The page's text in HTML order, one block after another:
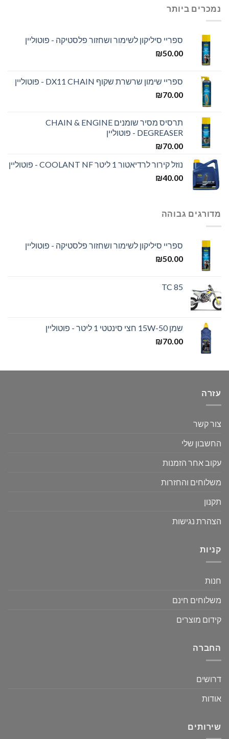
נמכרים ביותר
ספריי סיליקון לשימור ושחזור פלסטיקה - פוטוליין
₪50.00
ספריי שימון שרשרת שקוף DX11 CHAIN - פוטוליין
₪70.00
תרסיס מסיר שומנים CHAIN & ENGINE
DEGREASER - פוטוליין
₪70.00
נוזל קירור לרדיאטור 1 ליטר COOLANT NF - פוטוליין
₪40.00
מדורגים גבוהה
ספריי סיליקון לשימור ושחזור פלסטיקה - פוטוליין
₪50.00
TC 85
שמן 15W-50 חצי סינטטי 1 ליטר - פוטוליין
₪70.00
עזרה
צור קשר
החשבון שלי
עקוב אחר הזמנות
משלוחים והחזרות
תקנון
הצהרת נגישות
קניות
חנות
משלוחים חינם
קידום מוצרים
החברה
דרושים
אודות
שירותים